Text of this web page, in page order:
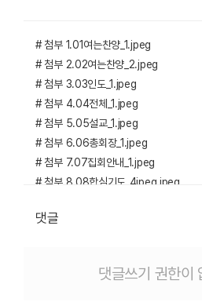
# 첨부 1.01여는찬양_1.jpeg
# 첨부 2.02여는찬양_2.jpeg
# 첨부 3.03인도_1.jpeg
# 첨부 4.04전체_1.jpeg
# 첨부 5.05설교_1.jpeg
# 첨부 6.06총회장_1.jpeg
# 첨부 7.07집회안내_1.jpeg
# 첨부 8.08합심기도_4jpeg.jpeg
# 첨부 10.10합심기도_01.jpeg
# 첨부 13.13합심기도_3.jpeg
댓글
댓글쓰기 권한이